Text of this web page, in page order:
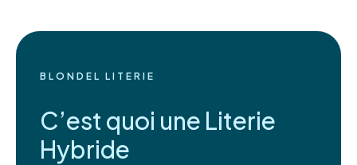
BLONDEL LITERIE
C’est quoi une Literie
Hybride